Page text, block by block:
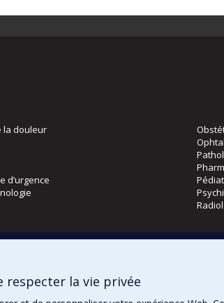
la douleur
d’urgence
respecter la vie privée